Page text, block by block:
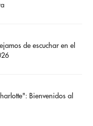
de escuchar en el
Bienvenidos al